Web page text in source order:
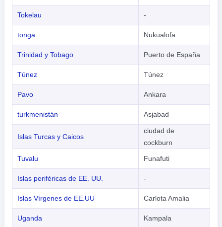
Tokelau -
tonga Nukualofa
Trinidad y Tobago Puerto de España
Túnez Túnez
Pavo Ankara
turkmenistán Asjabad
Islas Turcas y Caicos
ciudad de
cockburn
Tuvalu
Funafuti
Islas periféricas de EE. UU. -
Islas Vírgenes de EE.UU Carlota Amalia
Uganda Kampala